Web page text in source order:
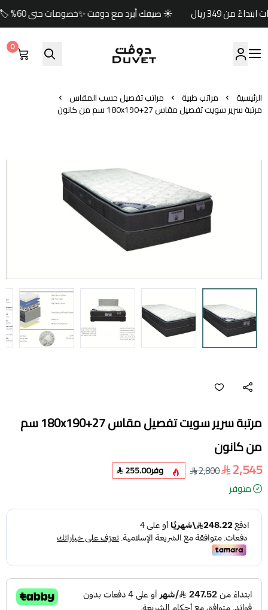
☀️ صيفك أبرد مع دوفت ✨خصومات حتى 60% 🏷️وكود خصم إضافي (صيف) 🎁🚚 شحن مجاني للطلبات ابتداءً من 349 ريال
مفارش دوفت | DUVET
0
الرئيسية مراتب طبية مراتب تفصيل حسب المقاس
مرتبة سرير سويت تفصيل مقاس 180x190+27 سم من كانون
مرتبة سرير سويت تفصيل مقاس 180x190+27 سم
من كانون
2,545
2,800 وفر255.00
متوفر